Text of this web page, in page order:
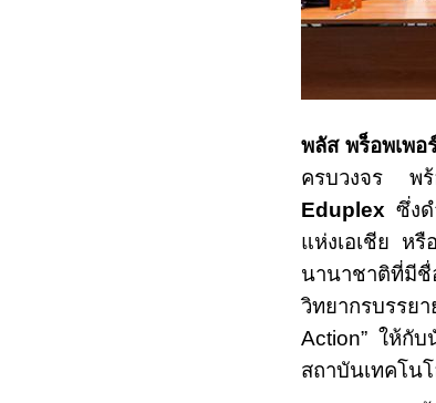
พลัส พร็อพเพอ
ครบวงจร พ
Eduplex ซึ่ง
แห่งเอเชีย หรื
นานาชาติที่มี
วิทยากรบรรย
Action”ให้กับ
สถาบันเทคโน